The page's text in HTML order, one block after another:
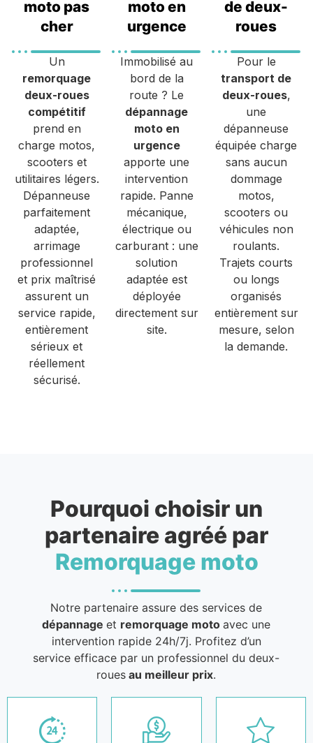
moto pas
cher
Un
remorquage
deux-roues
compétitif
prend en
charge motos,
scooters et
utilitaires légers.
Dépanneuse
parfaitement
adaptée,
arrimage
professionnel
et prix maîtrisé
assurent un
service rapide,
entièrement
sérieux et
réellement
sécurisé.
moto en
urgence
Immobilisé au
bord de la
route ? Le
dépannage
moto en
urgence
apporte une
intervention
rapide. Panne
mécanique,
électrique ou
carburant : une
solution
adaptée est
déployée
directement sur
site.
de deux-
roues
Pour le
transport de
deux-roues,
une
dépanneuse
équipée charge
sans aucun
dommage
motos,
scooters ou
véhicules non
roulants.
Trajets courts
ou longs
organisés
entièrement sur
mesure, selon
la demande.
Pourquoi choisir un
partenaire agréé par
Remorquage moto
Notre partenaire assure des services de
dépannageet remorquage motoavec une
intervention rapide 24h/7j. Profitez d’un
service efficace par un professionnel du deux-
roues au meilleur prix.